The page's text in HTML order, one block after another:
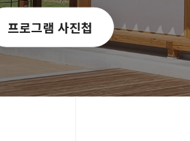
프로그램 사진첩